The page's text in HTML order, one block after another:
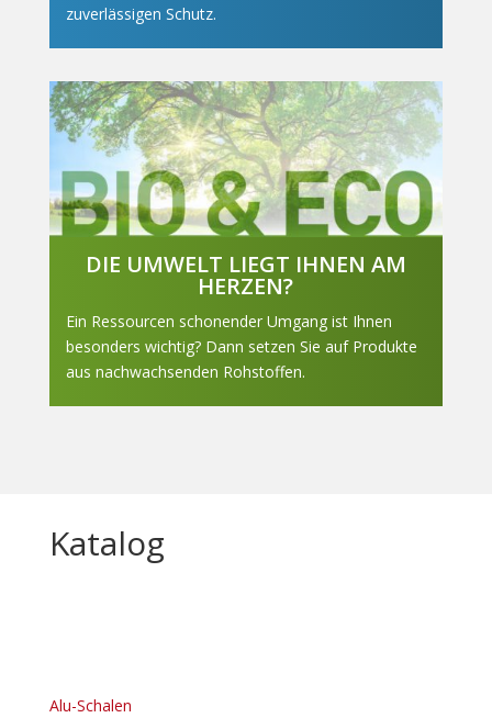
zuverlässigen Schutz.
DIE UMWELT LIEGT IHNEN AM
HERZEN?
Ein Ressourcen schonender Umgang ist Ihnen
besonders wichtig? Dann setzen Sie auf Produkte
aus nachwachsenden Rohstoffen.
Katalog
Alu-Schalen